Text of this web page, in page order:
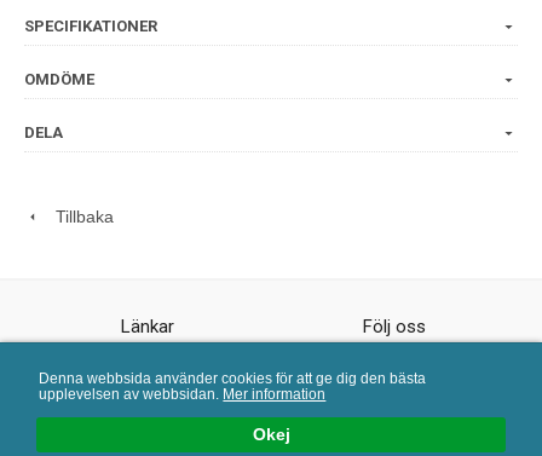
Okej
Denna webbsida använder cookies för att ge dig den bästa
upplevelsen av webbsidan. Mer information
SPECIFIKATIONER
OMDÖME
DELA
Tillbaka
Länkar
Kundtjänst
Blogg
Följ oss